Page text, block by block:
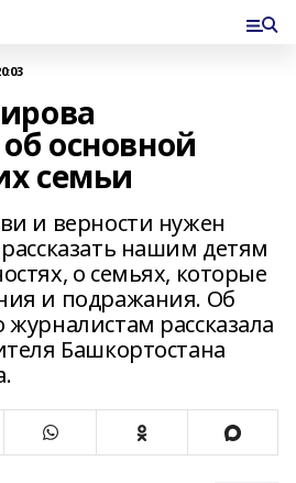
основной
семьи
и верности нужен
нашим детям
о семьях, которые
и подражания. Об
рассказала
Башкортостана